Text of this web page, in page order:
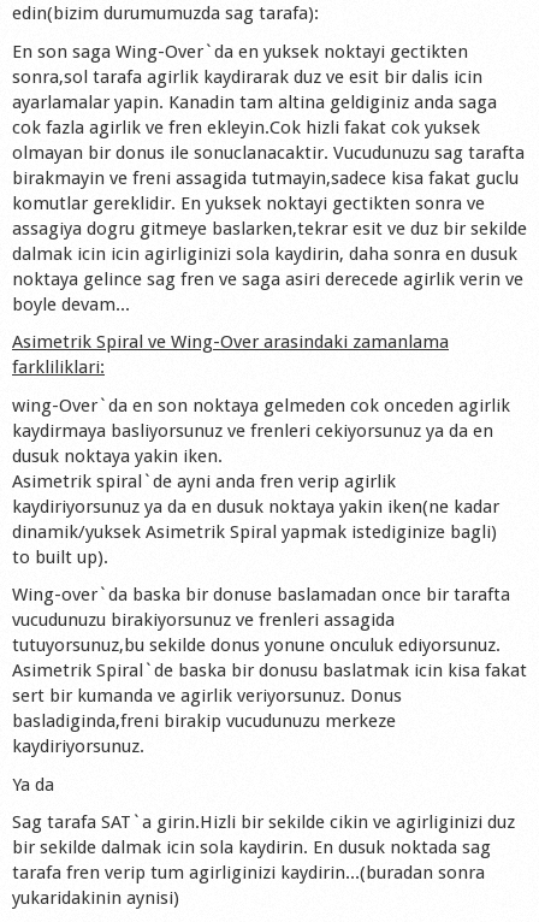
edin(bizim durumumuzda sag tarafa):
En son saga Wing-Over`da en yuksek noktayi gectikten
sonra,sol tarafa agirlik kaydirarak duz ve esit bir dalis icin
ayarlamalar yapin. Kanadin tam altina geldiginiz anda saga
cok fazla agirlik ve fren ekleyin.Cok hizli fakat cok yuksek
olmayan bir donus ile sonuclanacaktir. Vucudunuzu sag tarafta
birakmayin ve freni assagida tutmayin,sadece kisa fakat guclu
komutlar gereklidir. En yuksek noktayi gectikten sonra ve
assagiya dogru gitmeye baslarken,tekrar esit ve duz bir sekilde
dalmak icin icin agirliginizi sola kaydirin, daha sonra en dusuk
noktaya gelince sag fren ve saga asiri derecede agirlik verin ve
boyle devam...
Asimetrik Spiral ve Wing-Over arasindaki zamanlama
farkliliklari:
wing-Over`da en son noktaya gelmeden cok onceden agirlik
kaydirmaya basliyorsunuz ve frenleri cekiyorsunuz ya da en
dusuk noktaya yakin iken.
Asimetrik spiral`de ayni anda fren verip agirlik
kaydiriyorsunuz ya da en dusuk noktaya yakin iken(ne kadar
dinamik/yuksek Asimetrik Spiral yapmak istediginize bagli)
to built up).
Wing-over`da baska bir donuse baslamadan once bir tarafta
vucudunuzu birakiyorsunuz ve frenleri assagida
tutuyorsunuz,bu sekilde donus yonune onculuk ediyorsunuz.
Asimetrik Spiral`de baska bir donusu baslatmak icin kisa fakat
sert bir kumanda ve agirlik veriyorsunuz. Donus
basladiginda,freni birakip vucudunuzu merkeze
kaydiriyorsunuz.
Ya da
Sag tarafa SAT`a girin.Hizli bir sekilde cikin ve agirliginizi duz
bir sekilde dalmak icin sola kaydirin. En dusuk noktada sag
tarafa fren verip tum agirliginizi kaydirin...(buradan sonra
yukaridakinin aynisi)